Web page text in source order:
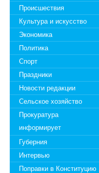
Происшествия
Культура и искусство
Экономика
Политика
Спорт
Праздники
Новости редакции
Сельское хозяйство
Прокуратура
информирует
Губерния
Интервью
Поправки в Конституцию